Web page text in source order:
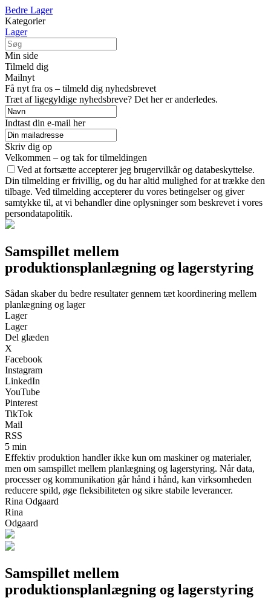
Bedre Lager
Kategorier
Lager
Min side
Tilmeld dig
Mailnyt
Få nyt fra os – tilmeld dig nyhedsbrevet
Træt af ligegyldige nyhedsbreve? Det her er anderledes.
Indtast din e-mail her
Skriv dig op
Velkommen – og tak for tilmeldingen
Ved at fortsætte accepterer jeg brugervilkår og databeskyttelse.
Din tilmelding er frivillig, og du har altid mulighed for at trække den
tilbage. Ved tilmelding accepterer du vores betingelser og giver
samtykke til, at vi behandler dine oplysninger som beskrevet i vores
persondatapolitik.
Samspillet mellem
produktionsplanlægning og lagerstyring
Sådan skaber du bedre resultater gennem tæt koordinering mellem
planlægning og lager
Lager
Lager
Del glæden
X
Facebook
Instagram
LinkedIn
YouTube
Pinterest
TikTok
Mail
RSS
5 min
Effektiv produktion handler ikke kun om maskiner og materialer,
men om samspillet mellem planlægning og lagerstyring. Når data,
processer og kommunikation går hånd i hånd, kan virksomheden
reducere spild, øge fleksibiliteten og sikre stabile leverancer.
Rina Odgaard
Rina
Odgaard
Samspillet mellem
produktionsplanlægning og lagerstyring